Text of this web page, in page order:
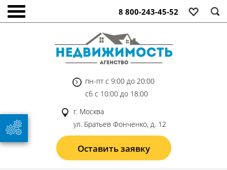
8 800-243-45-52
пн-пт с 9:00 до 20:00
сб с 10:00 до 18:00
г. Москва
ул. Братьев Фонченко, д. 12
Оставить заявку